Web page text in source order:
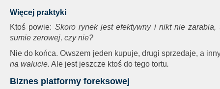
Więcej praktyki
Ktoś powie: Skoro rynek jest efektywny i nikt nie
sumie zerowej, czy nie?
Nie do końca. Owszem jeden kupuje, drugi sprzedaje, a
na walucie. Ale jest jeszcze ktoś do tego tortu.
Biznes platformy foreksowej